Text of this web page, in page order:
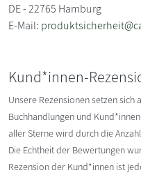
DE - 22765 Hamburg
E-Mail:
Kund*innen-
Unsere Rezensionen setzen
Buchhandlungen und
aller Sterne wird durch die
Die Echtheit der Bewertungen
Rezension der Kund*innen ist